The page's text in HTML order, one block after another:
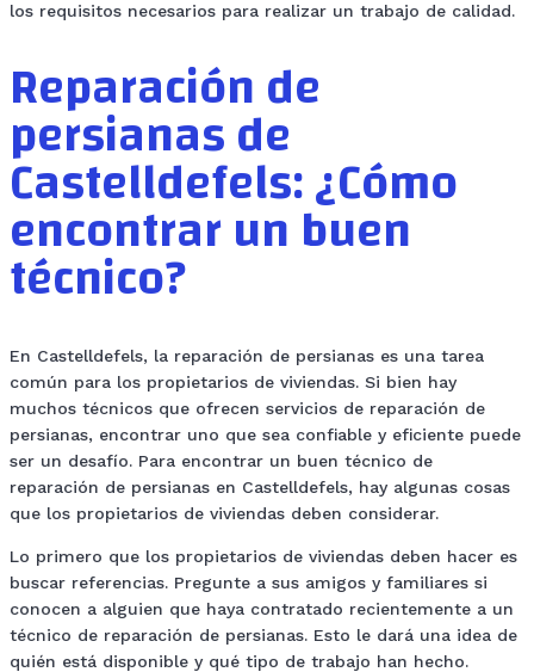
los requisitos necesarios para realizar un trabajo de calidad.
Reparación de
persianas de
Castelldefels: ¿Cómo
encontrar un buen
técnico?
En Castelldefels, la reparación de persianas es una tarea
común para los propietarios de viviendas. Si bien hay
muchos técnicos que ofrecen servicios de reparación de
persianas, encontrar uno que sea confiable y eficiente puede
ser un desafío. Para encontrar un buen técnico de
reparación de persianas en Castelldefels, hay algunas cosas
que los propietarios de viviendas deben considerar.
Lo primero que los propietarios de viviendas deben hacer es
buscar referencias. Pregunte a sus amigos y familiares si
conocen a alguien que haya contratado recientemente a un
técnico de reparación de persianas. Esto le dará una idea de
quién está disponible y qué tipo de trabajo han hecho.